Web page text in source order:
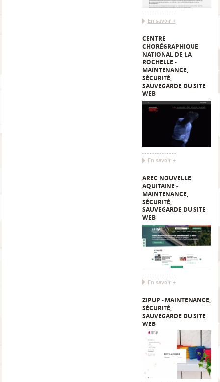
En savoir +
CENTRE
CHORÉGRAPHIQUE
NATIONAL DE LA
ROCHELLE -
MAINTENANCE,
SÉCURITÉ,
SAUVEGARDE DU SITE
WEB
En savoir +
AREC NOUVELLE
AQUITAINE -
MAINTENANCE,
SÉCURITÉ,
SAUVEGARDE DU SITE
WEB
En savoir +
ZIPUP - MAINTENANCE,
SÉCURITÉ,
SAUVEGARDE DU SITE
WEB